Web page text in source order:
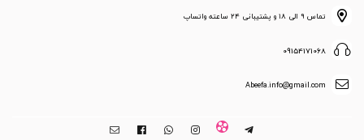
تماس ۹ الی ۱۸ و پشتیبانی ۲۴ ساعته واتساپ
09154171068
Abeefa.info@gmail.com